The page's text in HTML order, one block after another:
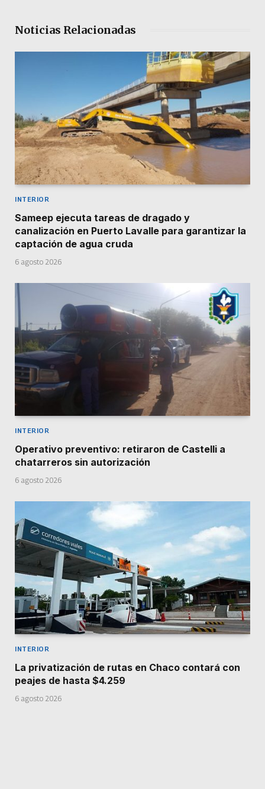
Noticias Relacionadas
INTERIOR
Sameep ejecuta tareas de dragado y
canalización en Puerto Lavalle para garantizar la
captación de agua cruda
6 agosto 2026
INTERIOR
Operativo preventivo: retiraron de Castelli a
chatarreros sin autorización
6 agosto 2026
INTERIOR
La privatización de rutas en Chaco contará con
peajes de hasta $4.259
6 agosto 2026